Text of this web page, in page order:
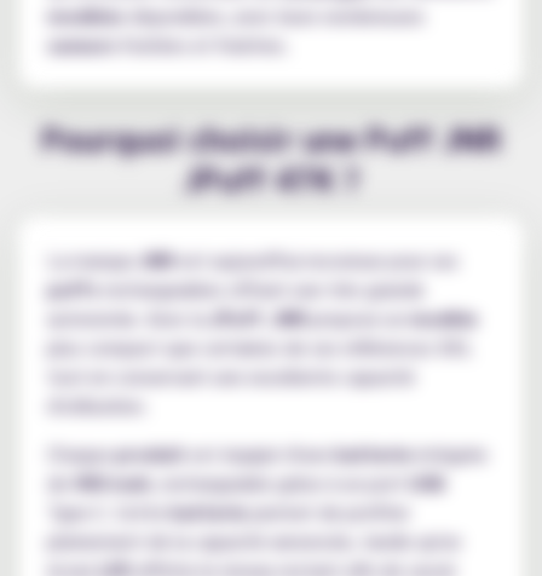
modèles
disponibles, avec leurs nombreuses
saveurs
Pourquoi choisir une Puff JNR
JPuff 47K ?
La marque JNRest aujourd'hui reconnue pour ses
puffs
rechargeables offrant une très grande
JNR
modèle
plus compact que certaines de ses références XXL
tout en conservant une excellente capacité
Chaqueproduit est équipé d'unebatterieintégrée
900 mah , rechargeable grâce à un port
USB
Type-C. Cette
batterie
pleinement de la capacité annoncée, tandis qu'un